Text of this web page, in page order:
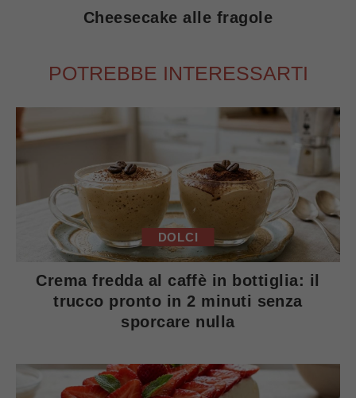
Cheesecake alle fragole
POTREBBE INTERESSARTI
DOLCI
Crema fredda al caffè in bottiglia: il
trucco pronto in 2 minuti senza
sporcare nulla